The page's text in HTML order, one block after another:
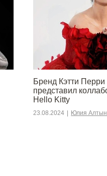
Бренд Кэтти Перри
представил
Hello Kitty
23.08.2024 Юлия